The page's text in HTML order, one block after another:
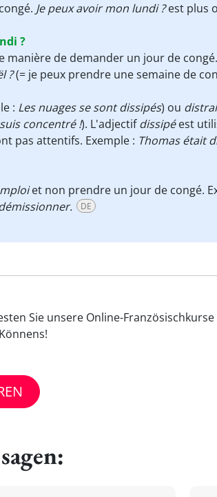
Je peux avoir mon lundi ?est plus
?
manière de demander un jour de
?(= je peux prendre une semaine de
: Les nuages se sont dissipés) ou
concentré !). L'adjectifdissipéest
pas attentifs. Exemple : Thomas était
et non prendre un jour de congé.
DE
Sie unsere Online-